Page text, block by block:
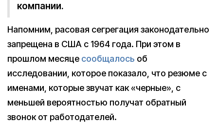
компании.
Напомним, расовая сегрегация законодательно
запрещена в США с 1964 года. При этом в
прошлом месяце сообщалось об
исследовании, которое показало, что резюме с
именами, которые звучат как «черные», с
меньшей вероятностью получат обратный
звонок от работодателей.